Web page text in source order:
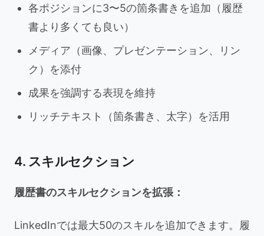
各ポジションに3〜5の箇条書きを追加（履歴
書より多くても良い）
メディア（画像、プレゼンテーション、リン
ク）を添付
成果を強調する表現を維持
リッチテキスト（箇条書き、太字）を活用
4. スキルセクション
履歴書のスキルセクションを拡張：
LinkedInでは最大50のスキルを追加できます。履